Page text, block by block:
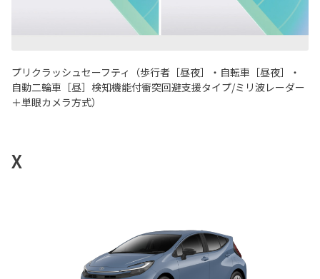
プリクラッシュセーフティ（歩行者［昼夜］・自転車［昼夜］・
自動二輪車［昼］検知機能付衝突回避支援タイプ/ミリ波レーダー
＋単眼カメラ方式）
X